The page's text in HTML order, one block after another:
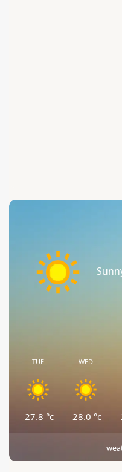
TUE
27.8 °c
WED
28.0 °c